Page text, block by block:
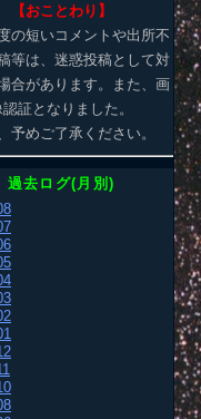
【おことわり】
の短いコメントや出所不
等は、迷惑投稿として対
合があります。また、画
証となりました。
予めご了承ください。
過去ログ(月別)